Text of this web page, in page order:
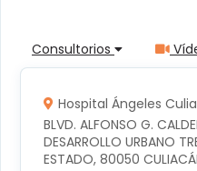
Consultorios
Hospital Ángeles
BLVD. ALFONSO G.
DESARROLLO URBANO
ESTADO, 80050